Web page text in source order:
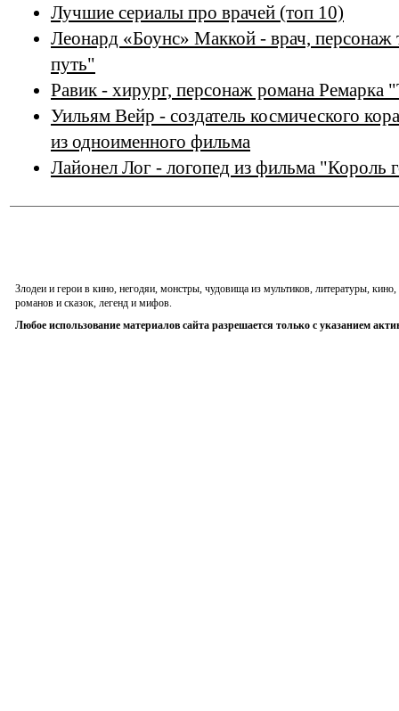
Лучшие сериалы про врачей (топ 10)
Леонард «Боунс» Маккой - врач, персонаж
путь"
Равик - хирург, персонаж романа Ремарка
Уильям Вейр - создатель космического
из одноименного фильма
Лайонел Лог - логопед из фильма "Король
Злодеи и герои в кино, негодяи, монстры, чудовища из мультиков, литературы,
романов и сказок, легенд и мифов.
Любое использование материалов сайта разрешается только с указанием